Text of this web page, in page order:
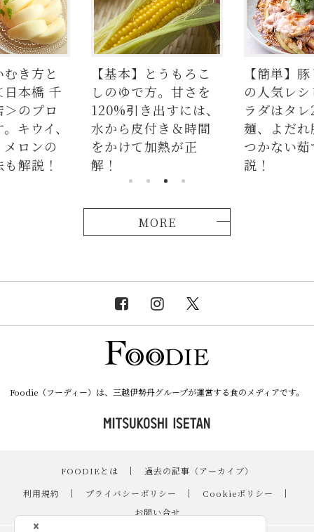
もろこ
。甘さを
すには、
き＆時間
が正
【簡単】豚しゃぶ肉
の人気レシピ4品。サ
ラダはタレ2種、つけ
麺、よだれ豚。パサ
つかない茹で方も解
説！
【まとめ
シピを
編集部が
MORE
Foodie（フーディー）は、三越伊勢丹グループが運営する食のメディアです。
FOODIEとは ｜
過去の記事（アーカイブ）
｜
利用規約 ｜ プライバシーポリシー ｜ Cookieポリシー
｜
お問い合せ